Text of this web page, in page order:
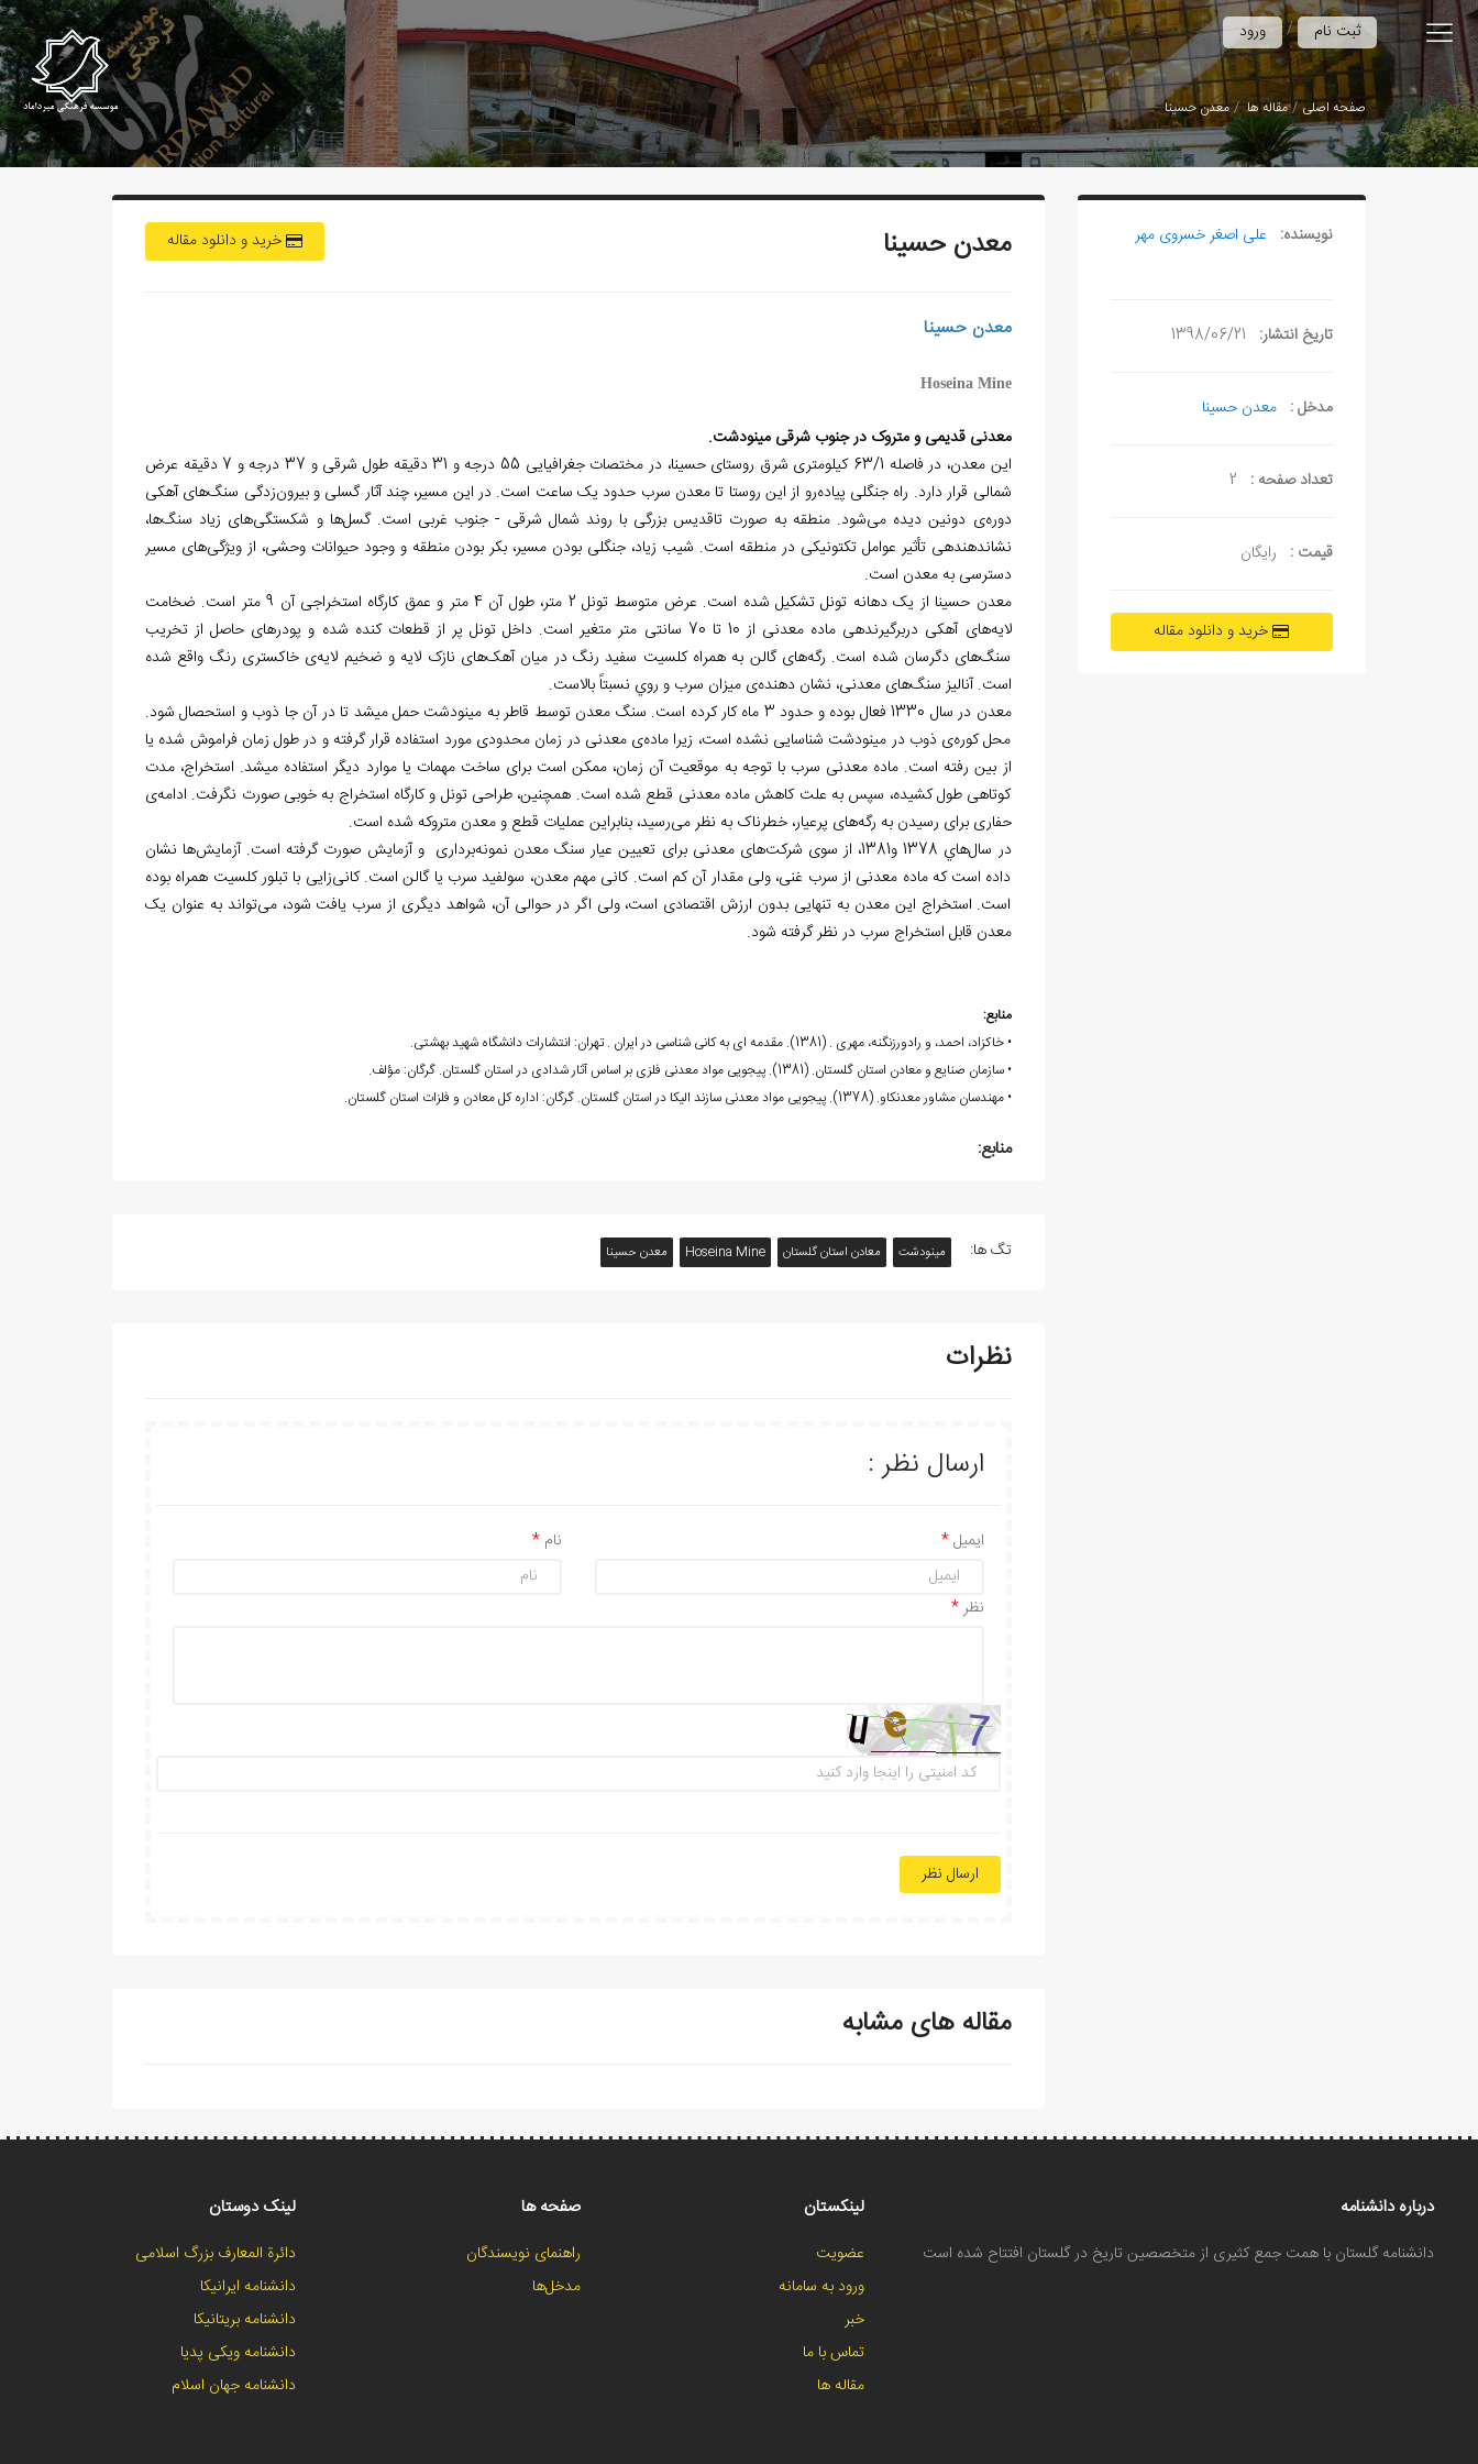
ورود / ثبت نام
صفحه اصلی مقاله ها معدن حسینا
نویسنده: علی‏ اصغر خسروی مهر
تاریخ انتشار: 1398/06/21
مدخل : معدن حسینا
تعداد صفحه : 2
قیمت : رایگان
خرید و دانلود مقاله
خرید و دانلود مقاله معدن حسینا
معدن حسینا
Hoseina Mine
معدنی قدیمی و متروک در جنوب شرقی مینودشت.
این معدن، در فاصله 63/1 کیلومتری شرق روستای حسینا، در مختصات جغرافیایی 55 درجه و 31 دقیقه طول شرقی و 37 درجه و 7 دقیقه عرض
شمالی قرار دارد. راه جنگلی پیاده‌رو از این روستا تا معدن سرب حدود یک ساعت است. در این مسیر، چند آثار گسلی و بیرون‌زدگی سنگ‌های آهکی
دوره‌ی دونین دیده می‌شود. منطقه به صورت تاقدیس بزرگی با روند شمال شرقی - جنوب غربی است. گسل‌ها و شکستگی‌های زیاد سنگ‌ها،
نشان‎دهنده‎ی تأثیر عوامل تکتونیکی در منطقه است. شیب زیاد، جنگلی بودن مسیر، بکر بودن منطقه و وجود حیوانات وحشی، از ویژگی‌های مسیر
دسترسی به معدن است.
معدن حسینا از یک دهانه تونل تشکیل شده است. عرض متوسط تونل 2 متر، طول آن 4 متر و عمق کارگاه استخراجی آن 9 متر است. ضخامت
لایه‌های آهکی دربرگیرنده‎ی ماده معدنی از 10 تا 70 سانتی ­متر متغیر است. داخل تونل پر از قطعات کنده شده و پودرهای حاصل از تخریب
سنگ‌های دگرسان شده است. رگه‌های گالن به همراه کلسیت سفید رنگ در میان آهک‌های نازک لایه و ضخیم لایه‌ی خاکستری رنگ واقع شده
است. آنالیز سنگ‌های معدنی، نشان دهنده‌ی میزان سرب و روي نسبتاً بالاست.
معدن در سال 1330 فعال بوده و حدود 3 ماه کار کرده است. سنگ معدن توسط قاطر به مینودشت حمل می‏شد تا در آن جا ذوب و استحصال شود.
محل کوره‌ی ذوب در مینودشت شناسایی نشده است، زیرا ماده‌ی معدنی در زمان محدودی مورد استفاده قرار گرفته و در طول زمان فراموش شده یا
از بین رفته است. ماده معدنی سرب با توجه به موقعیت آن زمان، ممکن است برای ساخت مهمات یا موارد دیگر استفاده می‏شد. استخراج، مدت
کوتاهی طول کشیده، سپس به علت کاهش ماده معدنی قطع شده است. همچنین، طراحی تونل و کارگاه استخراج به خوبی صورت نگرفت. ادامه‌ی
حفاری برای رسیدن به رگه‌های پرعیار، خطرناک به نظر می‌رسید، بنابراین عملیات قطع و معدن متروکه شده است.
در سال‌هاي 1378 و1381، از سوی شرکت‌های معدنی برای تعیین عیار سنگ معدن نمونه‌برداری و آزمایش صورت گرفته است. آزمایش‌ها نشان
داده است که ماده معدنی از سرب غنی، ولی مقدار آن کم است. کانی مهم معدن، سولفید سرب یا گالن است. کانی‌زایی با تبلور کلسیت همراه بوده
است. استخراج این معدن به تنهایی بدون ارزش اقتصادی است، ولی اگر در حوالی آن، شواهد دیگری از سرب یافت شود، می‌تواند به عنوان یک
معدن قابل استخراج سرب در نظر گرفته شود.
منابع:
• خاکزاد، احمد، و رادورزنگنه، مهری . (1381). مقدمه ای به کانی شناسی در ایران . تهران: انتشارات دانشگاه شهید بهشتی.
• سازمان صنایع و معادن استان گلستان. (1381). پی­جویی مواد معدنی فلزی بر اساس آثار شدادی در استان گلستان. گرگان: مؤلف.
• مهندسان مشاور معدنکاو. (1378). پی­جویی مواد معدنی سازند الیکا در استان گلستان. گرگان: اداره کل معادن و فلزات استان گلستان.
منابع:
تگ ها: مینودشت معادن استان گلستان Hoseina Mine معدن حسینا
نظرات
ارسال نظر :
نام ایمیل
نظر
ارسال نظر
مقاله های مشابه
درباره دانشنامه
دانشنامه گلستان با همت جمع کثیری از متخصصین تاریخ در گلستان افتتاح شده است
لینکستان
عضویت
ورود به سامانه
خبر
تماس با ما
مقاله ها
صفحه ها
راهنمای نویسندگان
مدخل‌ها
لینک دوستان
دائرة المعارف بزرگ اسلامی
دانشنامه ایرانیکا
دانشنامه بریتانیکا
دانشنامه ویکی پدیا
دانشنامه جهان اسلام